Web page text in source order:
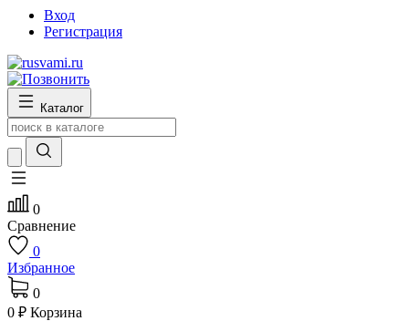
Вход
Регистрация
Каталог
0
Сравнение
0
Избранное
0
0 ₽ Корзина